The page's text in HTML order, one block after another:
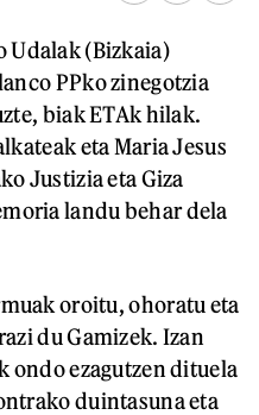
Udalak (Bizkaia)
PPko zinegotzia
biak ETAk hilak.
eta Maria Jesus
Justizia eta Giza
landu behar dela
oroitu, ohoratu eta
du Gamizek. Izan
ondo ezagutzen dituela
duintasuna eta